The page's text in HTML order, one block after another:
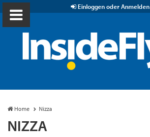
Einloggen oder Anmelden
Home Nizza
NIZZA